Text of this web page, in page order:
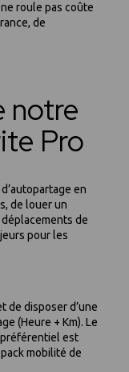
roule pas coûte
de
notre
Pro
en
de louer un
de
pour les
de disposer d’une
(Heure + Km). Le
est
mobilité de